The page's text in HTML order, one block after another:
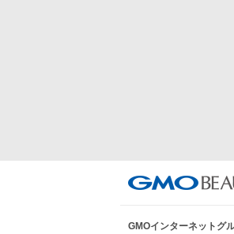
GMOインターネットグ